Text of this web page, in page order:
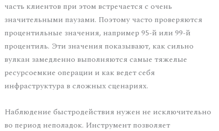
часть клиентов при этом встречается с очень
значительными паузами. Поэтому часто проверяются
процентильные значения, например 95-й или 99-й
процентиль. Эти значения показывают, как сильно
вулкан замедленно выполняются самые тяжелые
ресурсоемкие операции и как ведет себя
инфраструктура в сложных сценариях.
Наблюдение быстродействия нужен не исключительно
во период неполадок. Инструмент позволяет